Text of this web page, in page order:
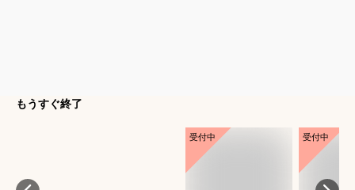
もうすぐ終了
受付中 受付中